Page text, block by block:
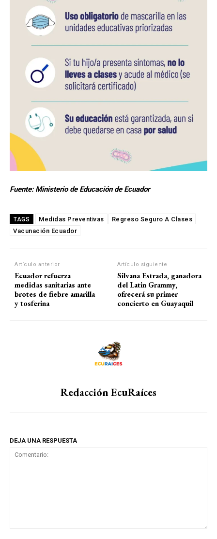
Fuente: Ministerio de Educación de Ecuador
TAGS Medidas Preventivas
Regreso Seguro A Clases
Vacunación Ecuador
Artículo anterior
Ecuador refuerza
medidas sanitarias ante
brotes de fiebre amarilla
y tosferina
Artículo siguiente
Silvana Estrada, ganadora
del Latin Grammy,
ofrecerá su primer
concierto en Guayaquil
Redacción EcuRaíces
DEJA UNA RESPUESTA